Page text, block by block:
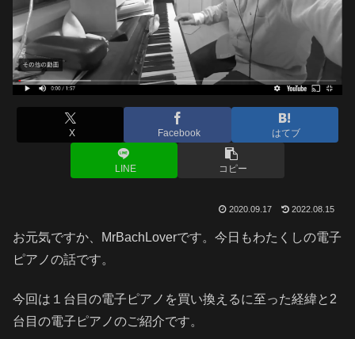
X Facebook はてブ
LINE コピー
2020.09.17 2022.08.15
お元気ですか、MrBachLoverです。今日もわたくしの電子
ピアノの話です。
今回は１台目の電子ピアノを買い換えるに至った経緯と2
台目の電子ピアノのご紹介です。